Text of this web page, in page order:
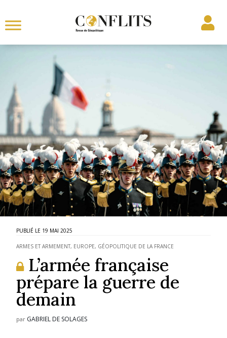
19 MAI 2025
ARMES ET ARMEMENT, EUROPE, GÉOPOLITIQUE DE LA FRANCE
L’armée française
prépare la guerre de
demain
par GABRIEL DE SOLAGES